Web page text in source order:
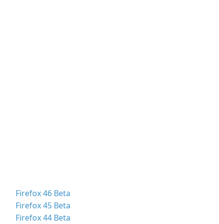
Firefox 46 Beta
Firefox 45 Beta
Firefox 44 Beta